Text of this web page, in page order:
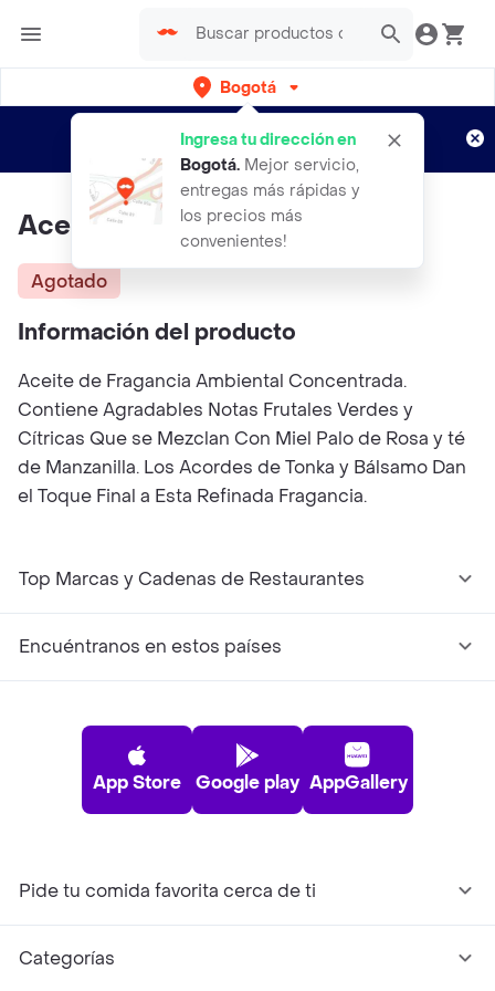
Bogotá
Ingresa tu dirección en
Bogotá. Mejor servicio,
entregas más rápidas y
los precios más
convenientes!
envíos gratis por semanas
Aplican TyC
Aceite Ambiental Serenidad
Agotado
Información del producto
Aceite de Fragancia Ambiental Concentrada.
Contiene Agradables Notas Frutales Verdes y
Cítricas Que se Mezclan Con Miel Palo de Rosa y té
de Manzanilla. Los Acordes de Tonka y Bálsamo Dan
el Toque Final a Esta Refinada Fragancia.
Top Marcas y Cadenas de Restaurantes
Encuéntranos en estos países
App Store Google play AppGallery
Pide tu comida favorita cerca de ti
Categorías